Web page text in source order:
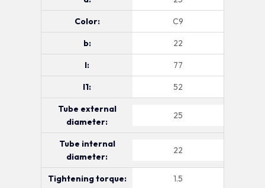
Color: C9
b: 22
l: 77
l1: 52
Tube external
diameter:
25
Tube internal
diameter:
22
Tightening torque: 1.5